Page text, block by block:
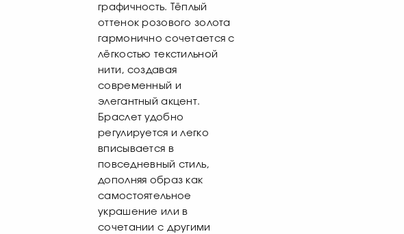
графичность. Тёплый
оттенок розового золота
гармонично сочетается с
лёгкостью текстильной
нити, создавая
современный и
элегантный акцент.
Браслет удобно
регулируется и легко
вписывается в
повседневный стиль,
дополняя образ как
самостоятельное
украшение или в
сочетании с другими